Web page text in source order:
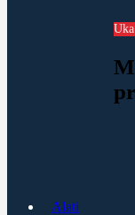
Alati